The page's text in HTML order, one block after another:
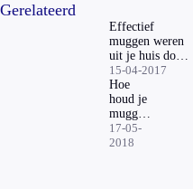
Gerelateerd
Effectief
muggen weren
uit je huis doe
je met dit
vierstappenplan
15-04-2017
Hoe
houd je
muggen
op een
afstand?
17-05-
2018